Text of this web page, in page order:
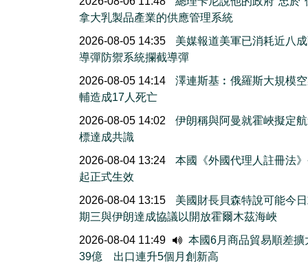
拿大乳製品產業的供應管理系統
2026-08-05 14:35
美媒報道美軍已消耗近八
導彈防禦系統攔截導彈
2026-08-05 14:14
澤連斯基︰俄羅斯大規模
輔造成17人死亡
2026-08-05 14:02
伊朗稱與阿曼就霍峽擬定
標達成共識
2026-08-04 13:24
本國《外國代理人註冊法
起正式生效
2026-08-04 13:15
美國財長貝森特說可能今
期三與伊朗達成協議以開放霍爾木茲海峽
2026-08-04 11:49
本國6月商品貿易順差擴
39億 出口連升5個月創新高